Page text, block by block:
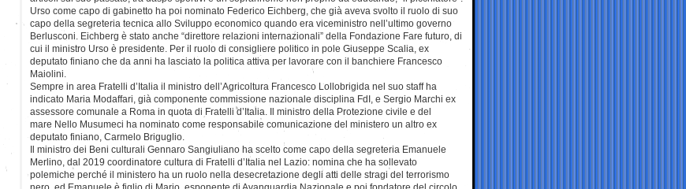
Urso come capo di gabinetto ha poi nominato Federico Eichberg, che già aveva svolto il ruolo di suo
capo della segreteria tecnica allo Sviluppo economico quando era viceministro nell’ultimo governo
Berlusconi. Eichberg è stato anche “direttore relazioni internazionali” della Fondazione Fare futuro, di
cui il ministro Urso è presidente. Per il ruolo di consigliere politico in pole Giuseppe Scalia, ex
deputato finiano che da anni ha lasciato la politica attiva per lavorare con il banchiere Francesco
Maiolini.
Sempre in area Fratelli d’Italia il ministro dell’Agricoltura Francesco Lollobrigida nel suo staff ha
indicato Maria Modaffari, già componente commissione nazionale disciplina FdI, e Sergio Marchi ex
assessore comunale a Roma in quota di Fratelli d’Italia. Il ministro della Protezione civile e del
mare Nello Musumeci ha nominato come responsabile comunicazione del ministero un altro ex
deputato finiano, Carmelo Briguglio.
Il ministro dei Beni culturali Gennaro Sangiuliano ha scelto come capo della segreteria Emanuele
Merlino, dal 2019 coordinatore cultura di Fratelli d’Italia nel Lazio: nomina che ha sollevato
polemiche perché il ministero ha un ruolo nella desecretazione degli atti delle stragi del terrorismo